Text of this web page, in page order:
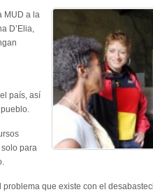
MUD a la
D’Elia,
país, así
para
que existe con el